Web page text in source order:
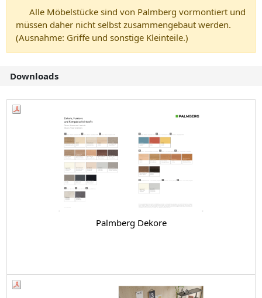
Alle Möbelstücke sind von Palmberg vormontiert und
müssen daher nicht selbst zusammengebaut werden.
(Ausnahme: Griffe und sonstige Kleinteile.)
Downloads
Palmberg Dekore